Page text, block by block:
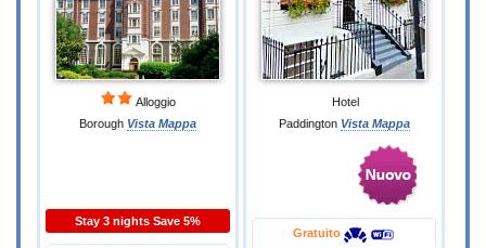
Alloggio
Borough Vista Mappa
Stay 3 nights Save 5%
Hotel
Paddington Vista Mappa
Gratuito